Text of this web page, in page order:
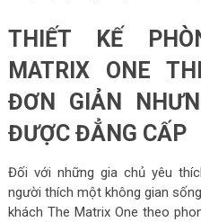
THIẾT KẾ
MATRIX ONE
ĐƠN GIẢN
ĐƯỢC ĐẲNG CẤP
Đối với những gia chủ yêu
người thích một không gian
khách The Matrix One theo